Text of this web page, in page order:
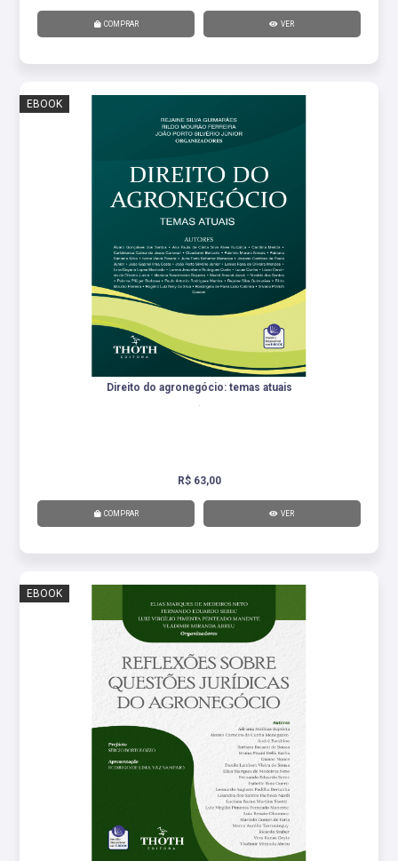
COMPRAR VER
EBOOK
Direito do agronegócio: temas atuais
R$ 63,00
COMPRAR VER
EBOOK